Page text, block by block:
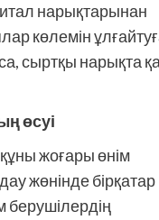
нарықтарынан
көлемін
сыртқы нарықта
өсуі
жоғары өнім
жөнінде бірқатар
берушілердің